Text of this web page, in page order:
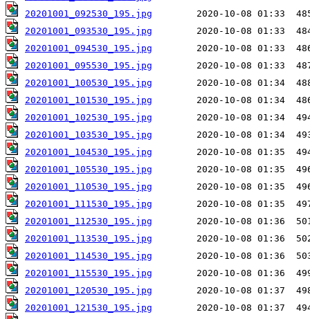
20201001_092530_195.jpg
20201001_093530_195.jpg
20201001_094530_195.jpg
20201001_095530_195.jpg
20201001_100530_195.jpg
20201001_101530_195.jpg
20201001_102530_195.jpg
20201001_103530_195.jpg
20201001_104530_195.jpg
20201001_105530_195.jpg
20201001_110530_195.jpg
20201001_111530_195.jpg
20201001_112530_195.jpg
20201001_113530_195.jpg
20201001_114530_195.jpg
20201001_115530_195.jpg
20201001_120530_195.jpg
20201001_121530_195.jpg